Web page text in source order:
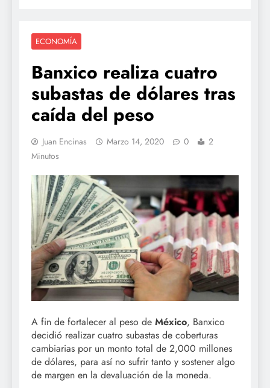
ECONOMÍA
Banxico realiza cuatro
subastas de dólares tras
caída del peso
Juan Encinas Marzo 14, 2020 0
2
Minutos
A fin de fortalecer al peso de México, Banxico
decidió realizar cuatro subastas de coberturas
cambiarias por un monto total de 2,000 millones
de dólares, para así no sufrir tanto y sostener algo
de margen en la devaluación de la moneda.